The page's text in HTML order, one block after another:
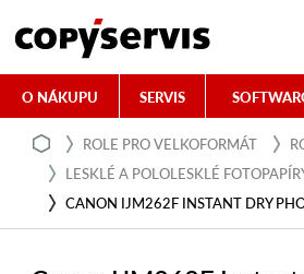
O NÁKUPU SERVIS
ROLE PRO VELKOFORMÁT
LESKLÉ A POLOLESKLÉ
CANON IJM262F INSTANT DRY